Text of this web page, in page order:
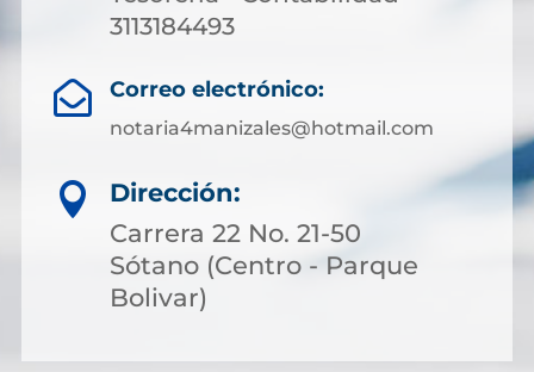
3113184493
 Correo electrónico:
notaria4manizales@hotmail.com

Dirección:
Carrera 22 No. 21-50
Sótano (Centro - Parque
Bolivar)